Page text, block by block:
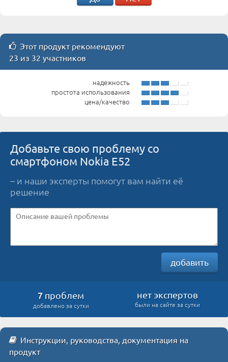
Этот продукт рекомендуют
23 из 32 участников
надежность
простота использования
цена/качество
Добавьте свою проблему со
смартфоном Nokia E52
– и наши эксперты помогут вам найти её
решение
добавить
7 проблем
добавлено за сутки
нет экспертов
были на сайте за сутки
Инструкции, руководства, документация на
продукт